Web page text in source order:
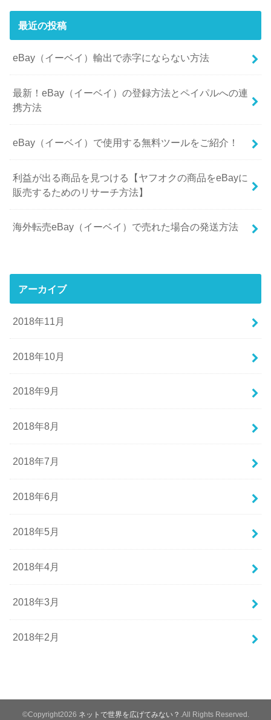
最近の投稿
eBay（イーベイ）輸出で赤字にならない方法
最新！eBay（イーベイ）の登録方法とペイパルへの連
携方法
eBay（イーベイ）で使用する無料ツールをご紹介！
利益が出る商品を見つける【ヤフオクの商品をeBayに
販売するためのリサーチ方法】
海外転売eBay（イーベイ）で売れた場合の発送方法
アーカイブ
2018年11月
2018年10月
2018年9月
2018年8月
2018年7月
2018年6月
2018年5月
2018年4月
2018年3月
2018年2月
©Copyright2026 ネットで世界を広げてみない？ .All Rights Reserved.